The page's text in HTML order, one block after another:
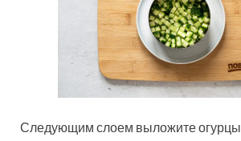
Следующим слоем выложите огурцы.